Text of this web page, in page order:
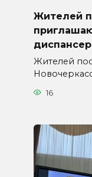
Жителей
Жителей
16